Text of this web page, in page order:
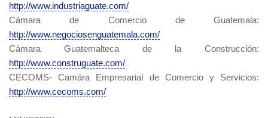
http://www.industriaguate.com/
Cámara de Comercio de Guatemala:
http://www.negociosenguatemala.com/
Cámara Guatemalteca de la Construcción:
http://www.construguate.com/
CECOMS- Camára Empresarial de Comercio y Servicios:
http://www.cecoms.com/